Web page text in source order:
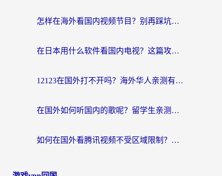
怎样在海外看国内视频节目？别再踩坑！留学生和海外华人的专属解决方案
在日本用什么软件看国内电视？这篇攻略帮你告别地域限制
12123在国外打不开吗？海外华人亲测有效的回国加速方案
在国外如何听国内的歌呢？留学生亲测有效的回国加速方案
如何在国外看腾讯视频不受区域限制？留学生亲测有效的回国加速指南